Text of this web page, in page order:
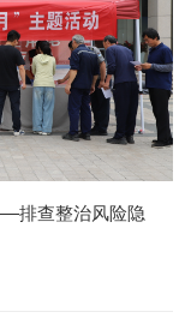
排查整治风险隐